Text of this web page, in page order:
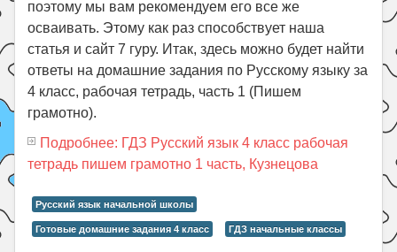
поэтому мы вам рекомендуем его все же
осваивать. Этому как раз способствует наша
статья и сайт 7 гуру. Итак, здесь можно будет найти
ответы на домашние задания по Русскому языку за
4 класс, рабочая тетрадь, часть 1 (Пишем
грамотно).
Подробнее: ГДЗ Русский язык 4 класс рабочая
тетрадь пишем грамотно 1 часть, Кузнецова
Русский язык начальной школы
Готовые домашние задания 4 класс ГДЗ начальные классы